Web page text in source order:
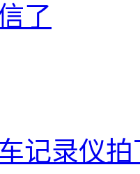
了
记录仪